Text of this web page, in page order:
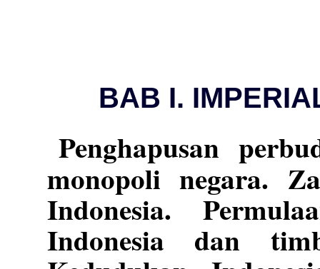
BAB I.
Penghapusan
monopoli negara.
Indonesia.
Indonesia dan